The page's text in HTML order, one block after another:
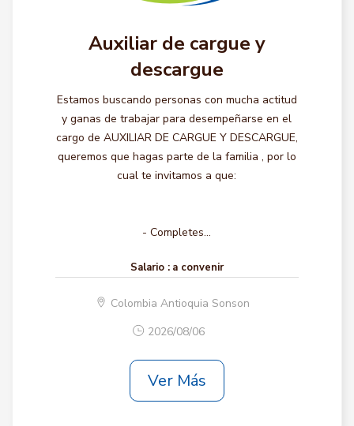
Auxiliar de cargue y
descargue
Estamos buscando personas con mucha actitud
y ganas de trabajar para desempeñarse en el
cargo de AUXILIAR DE CARGUE Y DESCARGUE,
queremos que hagas parte de la familia , por lo
cual te invitamos a que:
- Completes...
Salario : a convenir
Colombia Antioquia Sonson
2026/08/06
Ver Más